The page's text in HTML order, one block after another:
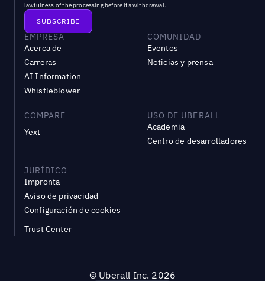
lawfulness of the processing before its withdrawal.
EMPRESA
Acerca de
Carreras
AI Information
Whistleblower
COMUNIDAD
Eventos
Noticias y prensa
COMPARE
Yext
USO DE UBERALL
Academia
Centro de desarrolladores
JURÍDICO
Impronta
Aviso de privacidad
Configuración de cookies
Trust Center
© Uberall Inc. 2026